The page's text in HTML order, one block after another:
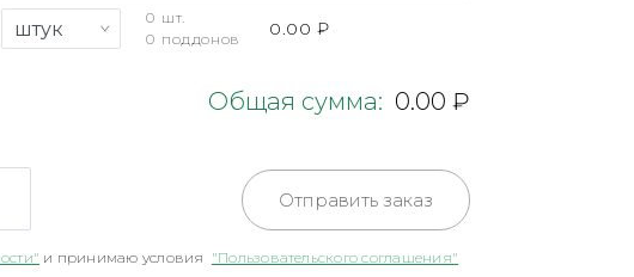
0 шт.
0 поддонов 0.00 ₽
Общая сумма: 0.00 ₽
Отправить заказ
и принимаю условия "Пользовательского соглашения"